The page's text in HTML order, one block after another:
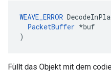
WEAVE_ERROR
PacketBuffer *buf
)
Füllt das Objekt mit dem